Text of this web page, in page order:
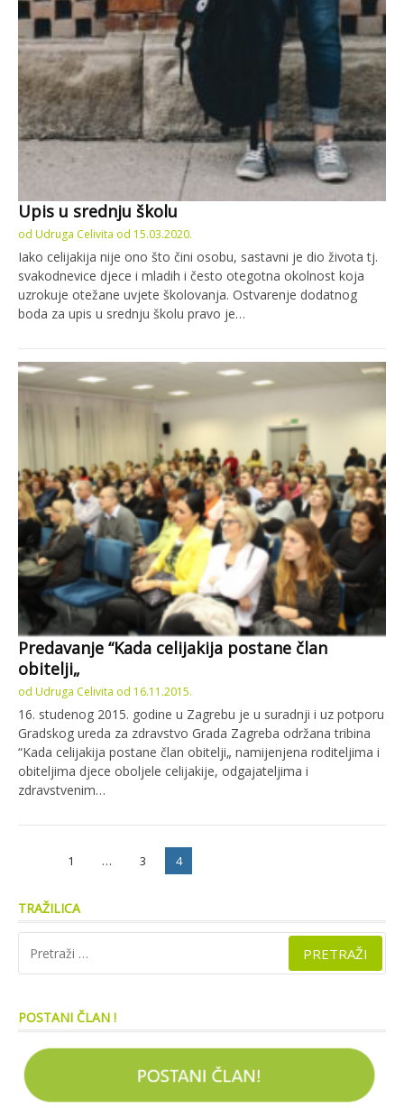
Upis u srednju školu
od Udruga Celivita od 15.03.2020.
Iako celijakija nije ono što čini osobu, sastavni je dio života tj.
svakodnevice djece i mladih i često otegotna okolnost koja
uzrokuje otežane uvjete školovanja. Ostvarenje dodatnog
boda za upis u srednju školu pravo je…
Predavanje “Kada celijakija postane član
obitelji„
od Udruga Celivita od 16.11.2015.
16. studenog 2015. godine u Zagrebu je u suradnji i uz potporu
Gradskog ureda za zdravstvo Grada Zagreba održana tribina
“Kada celijakija postane član obitelji„ namijenjena roditeljima i
obiteljima djece oboljele celijakije, odgajateljima i
zdravstvenim…
Paginacija
Stranica
1 … Stranica
3 Stranica
4
TRAŽILICA
POSTANI ČLAN !